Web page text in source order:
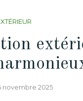
novembre 2025